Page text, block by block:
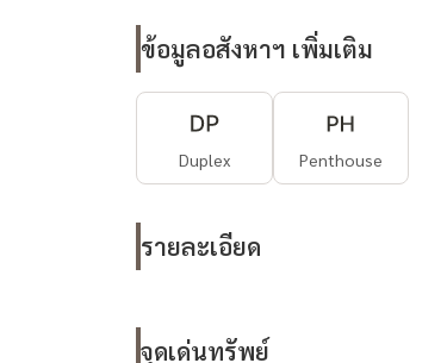
ข้อมูลอสังหาฯ เพิ่มเติม
Duplex Penthouse
รายละเอียด
จุดเด่นทรัพย์